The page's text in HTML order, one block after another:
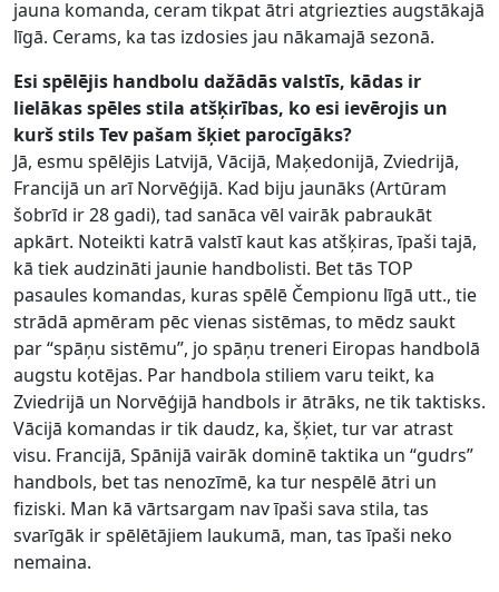
jauna komanda, ceram tikpat ātri atgriezties augstākajā
līgā. Cerams, ka tas izdosies jau nākamajā sezonā.
Esi spēlējis handbolu dažādās valstīs, kādas ir
lielākas spēles stila atšķirības, ko esi ievērojis un
kurš stils Tev pašam šķiet parocīgāks?
Jā, esmu spēlējis Latvijā, Vācijā, Maķedonijā, Zviedrijā,
Francijā un arī Norvēģijā. Kad biju jaunāks (Artūram
šobrīd ir 28 gadi), tad sanāca vēl vairāk pabraukāt
apkārt. Noteikti katrā valstī kaut kas atšķiras, īpaši tajā,
kā tiek audzināti jaunie handbolisti. Bet tās TOP
pasaules komandas, kuras spēlē Čempionu līgā utt., tie
strādā apmēram pēc vienas sistēmas, to mēdz saukt
par “spāņu sistēmu”, jo spāņu treneri Eiropas handbolā
augstu kotējas. Par handbola stiliem varu teikt, ka
Zviedrijā un Norvēģijā handbols ir ātrāks, ne tik taktisks.
Vācijā komandas ir tik daudz, ka, šķiet, tur var atrast
visu. Francijā, Spānijā vairāk dominē taktika un “gudrs”
handbols, bet tas nenozīmē, ka tur nespēlē ātri un
fiziski. Man kā vārtsargam nav īpaši sava stila, tas
svarīgāk ir spēlētājiem laukumā, man, tas īpaši neko
nemaina.